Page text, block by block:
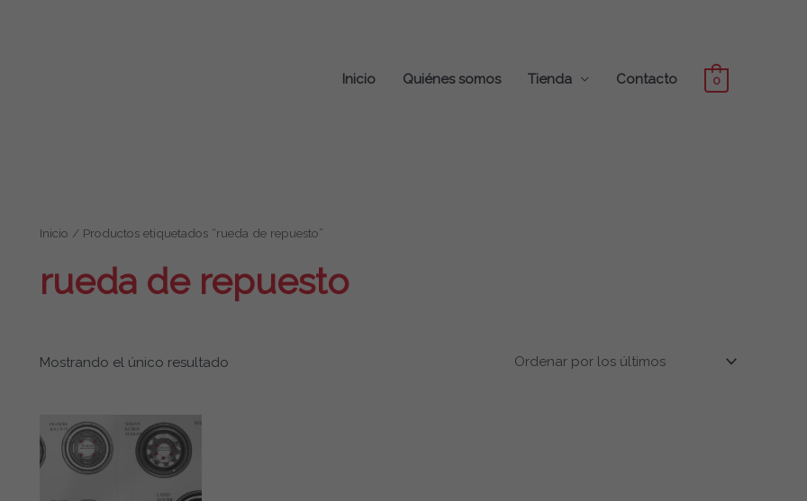
Inicio
Quiénes somos Tienda Contacto 0
Inicio / Productos etiquetados “rueda de repuesto”
rueda de repuesto
Mostrando el único resultado